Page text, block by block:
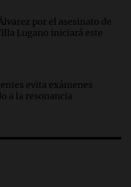
abogada de Pourrain:
se lo llevaron para
limpiaron 9.000
y retiraron hasta
por jornada
para el primer
por el asesinato de
Lugano iniciará este
evita exámenes
a la resonancia